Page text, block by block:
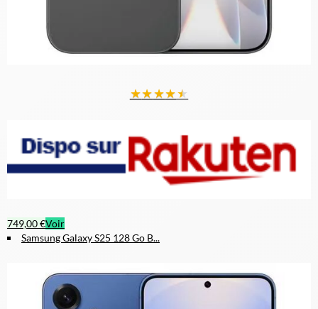
★★★★★
749,00 €Voir
Samsung Galaxy S25 128 Go B...